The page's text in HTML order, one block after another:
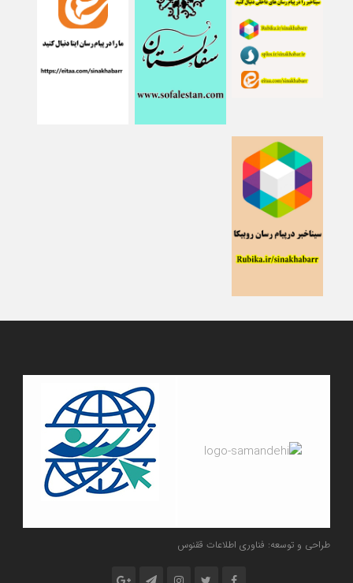
طراحی و توسعه: فناوری اطلاعات ققنوس